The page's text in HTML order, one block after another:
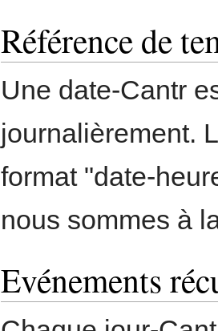
Référence de
Une date-Cantr
journalièrement.
format "date-
nous sommes à
Evénements